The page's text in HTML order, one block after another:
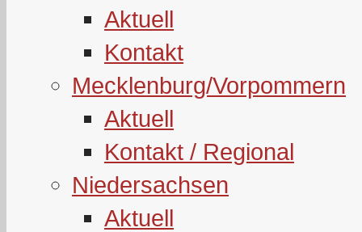
Aktuell
Kontakt
Mecklenburg/Vorpommern
Aktuell
Kontakt / Regional
Niedersachsen
Aktuell